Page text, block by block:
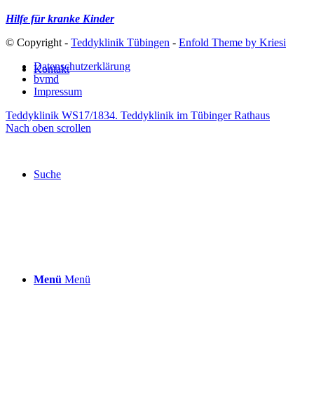
Kontakt
Suche
Menü Menü
Hilfe für kranke Kinder
© Copyright - Teddyklinik Tübingen - Enfold Theme by Kriesi
Datenschutzerklärung
bvmd
Impressum
Teddyklinik WS17/1834. Teddyklinik im Tübinger Rathaus
Nach oben scrollen